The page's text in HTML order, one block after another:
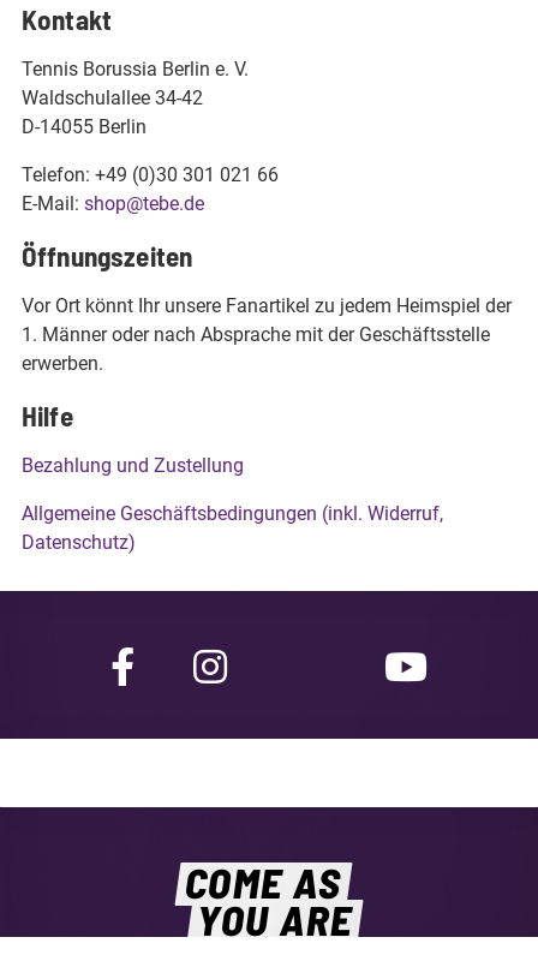
Kontakt
Tennis Borussia Berlin e. V.
Waldschulallee 34-42
D-14055 Berlin
Telefon: +49 (0)30 301 021 66
E-Mail: shop@tebe.de
Öffnungszeiten
Vor Ort könnt Ihr unsere Fanartikel zu jedem Heimspiel der
1. Männer oder nach Absprache mit der Geschäftsstelle
erwerben.
Hilfe
Bezahlung und Zustellung
Allgemeine Geschäftsbedingungen (inkl. Widerruf,
Datenschutz)
COME AS
YOU ARE